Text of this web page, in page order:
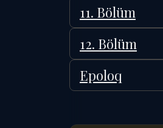
11. Bölüm
12. Bölüm
Epoloq